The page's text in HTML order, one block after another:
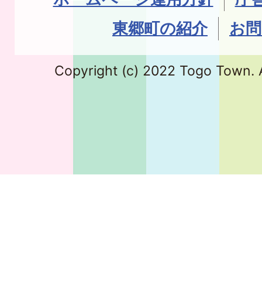
東郷町の紹介
お
Copyright (c) 2022 Togo Town.